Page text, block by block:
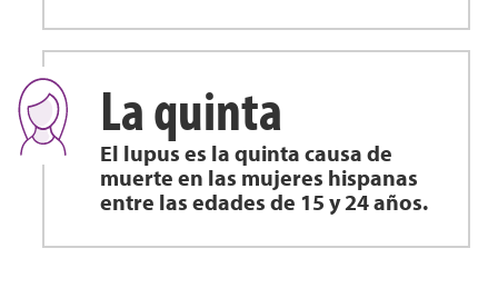
La quinta
El lupus es la quinta causa de
muerte en las mujeres hispanas
entre las edades de 15 y 24 años.